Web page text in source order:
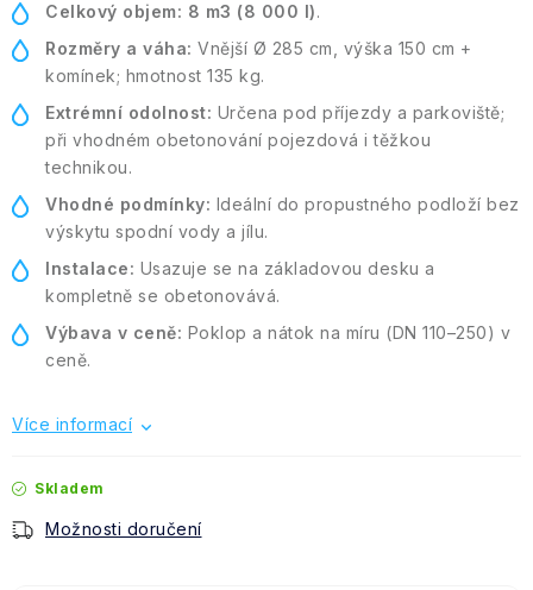
Celkový objem: 8 m3 (8 000 l).
Rozměry a váha: Vnější Ø 285 cm, výška 150 cm +
komínek; hmotnost 135 kg.
Extrémní odolnost: Určena pod příjezdy a parkoviště;
při vhodném obetonování pojezdová i těžkou
technikou.
Vhodné podmínky: Ideální do propustného podloží bez
výskytu spodní vody a jílu.
Instalace: Usazuje se na základovou desku a
kompletně se obetonovává.
Výbava v ceně: Poklop a nátok na míru (DN 110–250) v
ceně.
Více informací
Skladem
Možnosti doručení